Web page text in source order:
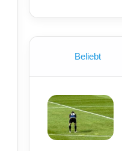
Beliebt